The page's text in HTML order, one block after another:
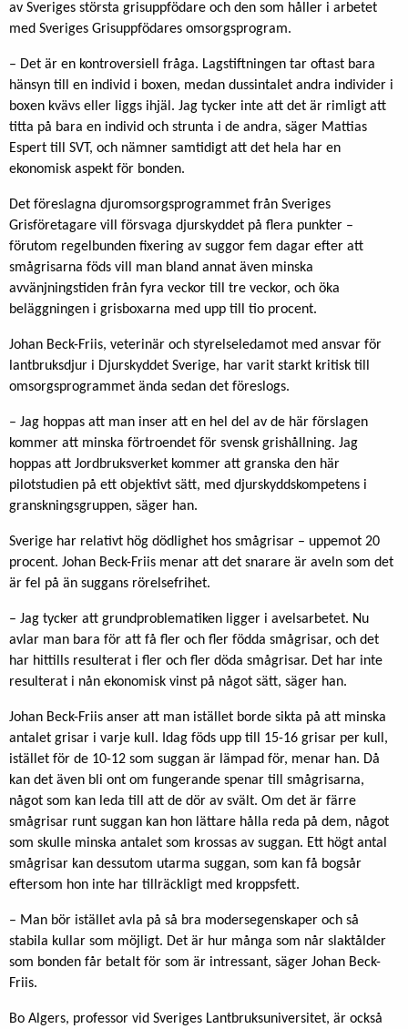
av Sveriges största grisuppfödare och den som håller i arbetet
med Sveriges Grisuppfödares omsorgsprogram.
– Det är en kontroversiell fråga. Lagstiftningen tar oftast bara
hänsyn till en individ i boxen, medan dussintalet andra individer i
boxen kvävs eller liggs ihjäl. Jag tycker inte att det är rimligt att
titta på bara en individ och strunta i de andra, säger Mattias
Espert till SVT, och nämner samtidigt att det hela har en
ekonomisk aspekt för bonden.
Det föreslagna djuromsorgsprogrammet från Sveriges
Grisföretagare vill försvaga djurskyddet på flera punkter –
förutom regelbunden fixering av suggor fem dagar efter att
smågrisarna föds vill man bland annat även minska
avvänjningstiden från fyra veckor till tre veckor, och öka
beläggningen i grisboxarna med upp till tio procent.
Johan Beck-Friis, veterinär och styrelseledamot med ansvar för
lantbruksdjur i Djurskyddet Sverige, har varit starkt kritisk till
omsorgsprogrammet ända sedan det föreslogs.
– Jag hoppas att man inser att en hel del av de här förslagen
kommer att minska förtroendet för svensk grishållning. Jag
hoppas att Jordbruksverket kommer att granska den här
pilotstudien på ett objektivt sätt, med djurskyddskompetens i
granskningsgruppen, säger han.
Sverige har relativt hög dödlighet hos smågrisar – uppemot 20
procent. Johan Beck-Friis menar att det snarare är aveln som det
är fel på än suggans rörelsefrihet.
– Jag tycker att grundproblematiken ligger i avelsarbetet. Nu
avlar man bara för att få fler och fler födda smågrisar, och det
har hittills resulterat i fler och fler döda smågrisar. Det har inte
resulterat i nån ekonomisk vinst på något sätt, säger han.
Johan Beck-Friis anser att man istället borde sikta på att minska
antalet grisar i varje kull. Idag föds upp till 15-16 grisar per kull,
istället för de 10-12 som suggan är lämpad för, menar han. Då
kan det även bli ont om fungerande spenar till smågrisarna,
något som kan leda till att de dör av svält. Om det är färre
smågrisar runt suggan kan hon lättare hålla reda på dem, något
som skulle minska antalet som krossas av suggan. Ett högt antal
smågrisar kan dessutom utarma suggan, som kan få bogsår
eftersom hon inte har tillräckligt med kroppsfett.
– Man bör istället avla på så bra modersegenskaper och så
stabila kullar som möjligt. Det är hur många som når slaktålder
som bonden får betalt för som är intressant, säger Johan Beck-
Friis.
Bo Algers, professor vid Sveriges Lantbruksuniversitet, är också